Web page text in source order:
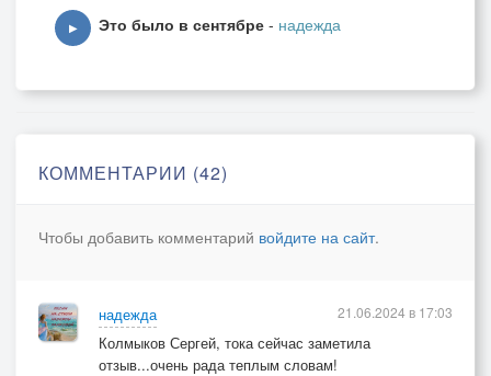
Они нежны, как ты и шепчут нам.
▶ Это было в сентябре - надежда
КОММЕНТАРИИ (42)
Чтобы добавить комментарий войдите на сайт.
надежда
Колмыков Сергей, тока сейчас заметила
отзыв...очень рада теплым словам!
21.06.2024 в 17:03